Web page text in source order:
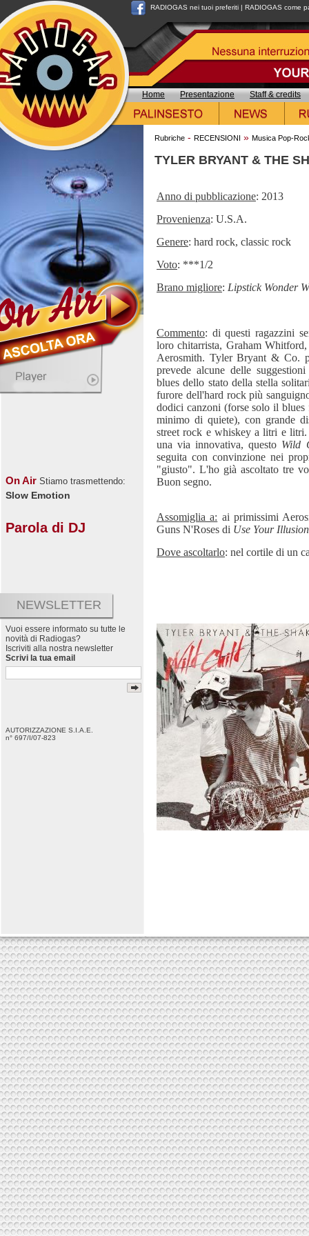
RADIOGAS nei tuoi preferiti | RADIOGAS come
Home Presentazione Staff & credits
On Air Stiamo trasmettendo:
Slow Emotion
Parola di DJ
NEWSLETTER
Vuoi essere informato su tutte le
novità di Radiogas?
Iscriviti alla nostra newsletter
Scrivi la tua email
AUTORIZZAZIONE S.I.A.E.
n° 697/I/07-823
Rubriche - RECENSIONI » Musica Pop-
TYLER BRYANT & THE
Anno di pubblicazione: 2013
Provenienza: U.S.A.
Genere: hard rock, classic rock
Voto: ***1/2
Brano migliore: Lipstick Wonder
Commento: di questi ragazzini
loro chitarrista, Graham
Aerosmith. Tyler Bryant & Co.
prevede alcune delle
blues dello stato della stella
furore dell'hard rock più
dodici canzoni (forse solo il
minimo di quiete), con grande
street rock e whiskey a litri e
una via innovativa, questo Wild
seguita con convinzione nei
"giusto". L'ho già ascoltato tre
Buon segno.
Assomiglia a: ai primissimi
Guns N'Roses di Use Your Illusion
Dove ascoltarlo: nel cortile di un